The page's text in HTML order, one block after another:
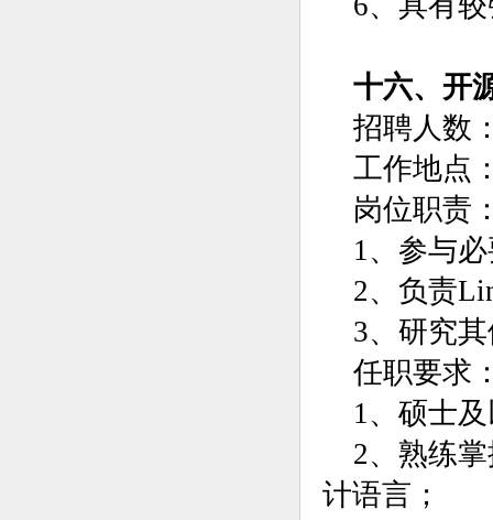
十六、开
招聘人数
工作地点
岗位职责
1、参与
2、负责
3、研究
任职要求
1、硕士
2、熟练
计语言；